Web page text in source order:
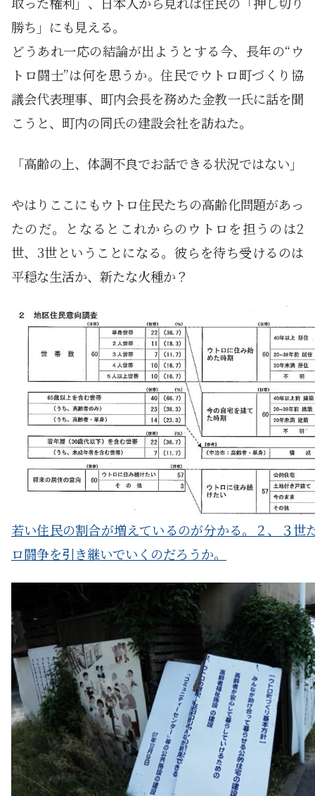
勝ち」にも見える。
どうあれ一応の結論が出ようとする今、長年の“ウ
トロ闘士”は何を思うか。住民でウトロ町づくり協
議会代表理事、町内会長を務めた金教一氏に話を聞
こうと、町内の同氏の建設会社を訪ねた。
「高齢の上、体調不良でお話できる状況ではない」
やはりここにもウトロ住民たちの高齢化問題があっ
たのだ。となるとこれからのウトロを担うのは2
世、3世ということになる。彼らを待ち受けるのは
平穏な生活か、新たな火種か？
若い住民の割合が増えているのが分かる。２、３世
ロ闘争を引き継いでいくのだろうか。